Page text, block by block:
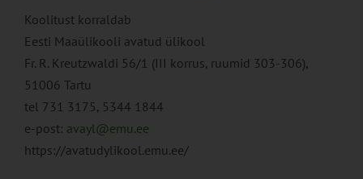
Koolitust korraldab
Eesti Maaülikooli avatud ülikool​
Fr. R. Kreutzwaldi 56/1 (III korrus, ruumid 303-306),
51006 Tartu
tel 731 3175, 5344 1844
e-post: avayl@emu.ee
https://avatudylikool.emu.ee/